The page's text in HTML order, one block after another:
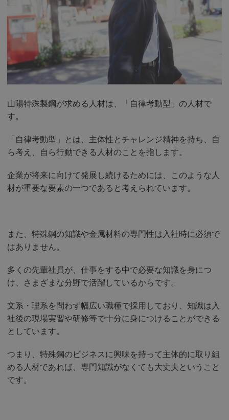
山陽特殊製鋼が求める人材は、「自律考動型」の人材で
す。
「自律考動型」とは、主体性とチャレンジ精神を持ち、自
ら考え、自ら行動できる人材のことを指します。
企業が将来に向けて発展し続けるためには、このような人
材が重要な要素の一つであると考えられています。
また、特殊鋼の知識や金属材料の専門性は入社時に必須で
はありません。
多くの先輩社員が、仕事をする中で必要な知識を身につ
け、さまざまな分野で活躍しているからです。
文系・理系を問わず幅広い職種で採用しており、知識は入
社後の現場実習や研修等で十分に身につけることができる
としています。
つまり、特殊鋼のビジネスに興味を持って主体的に取り組
める人材であれば、専門知識がなくても大丈夫ということ
です。